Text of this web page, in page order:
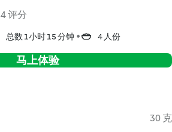
4 评分
总数 1小时 15 分钟 4 人份
马上体验
30 克